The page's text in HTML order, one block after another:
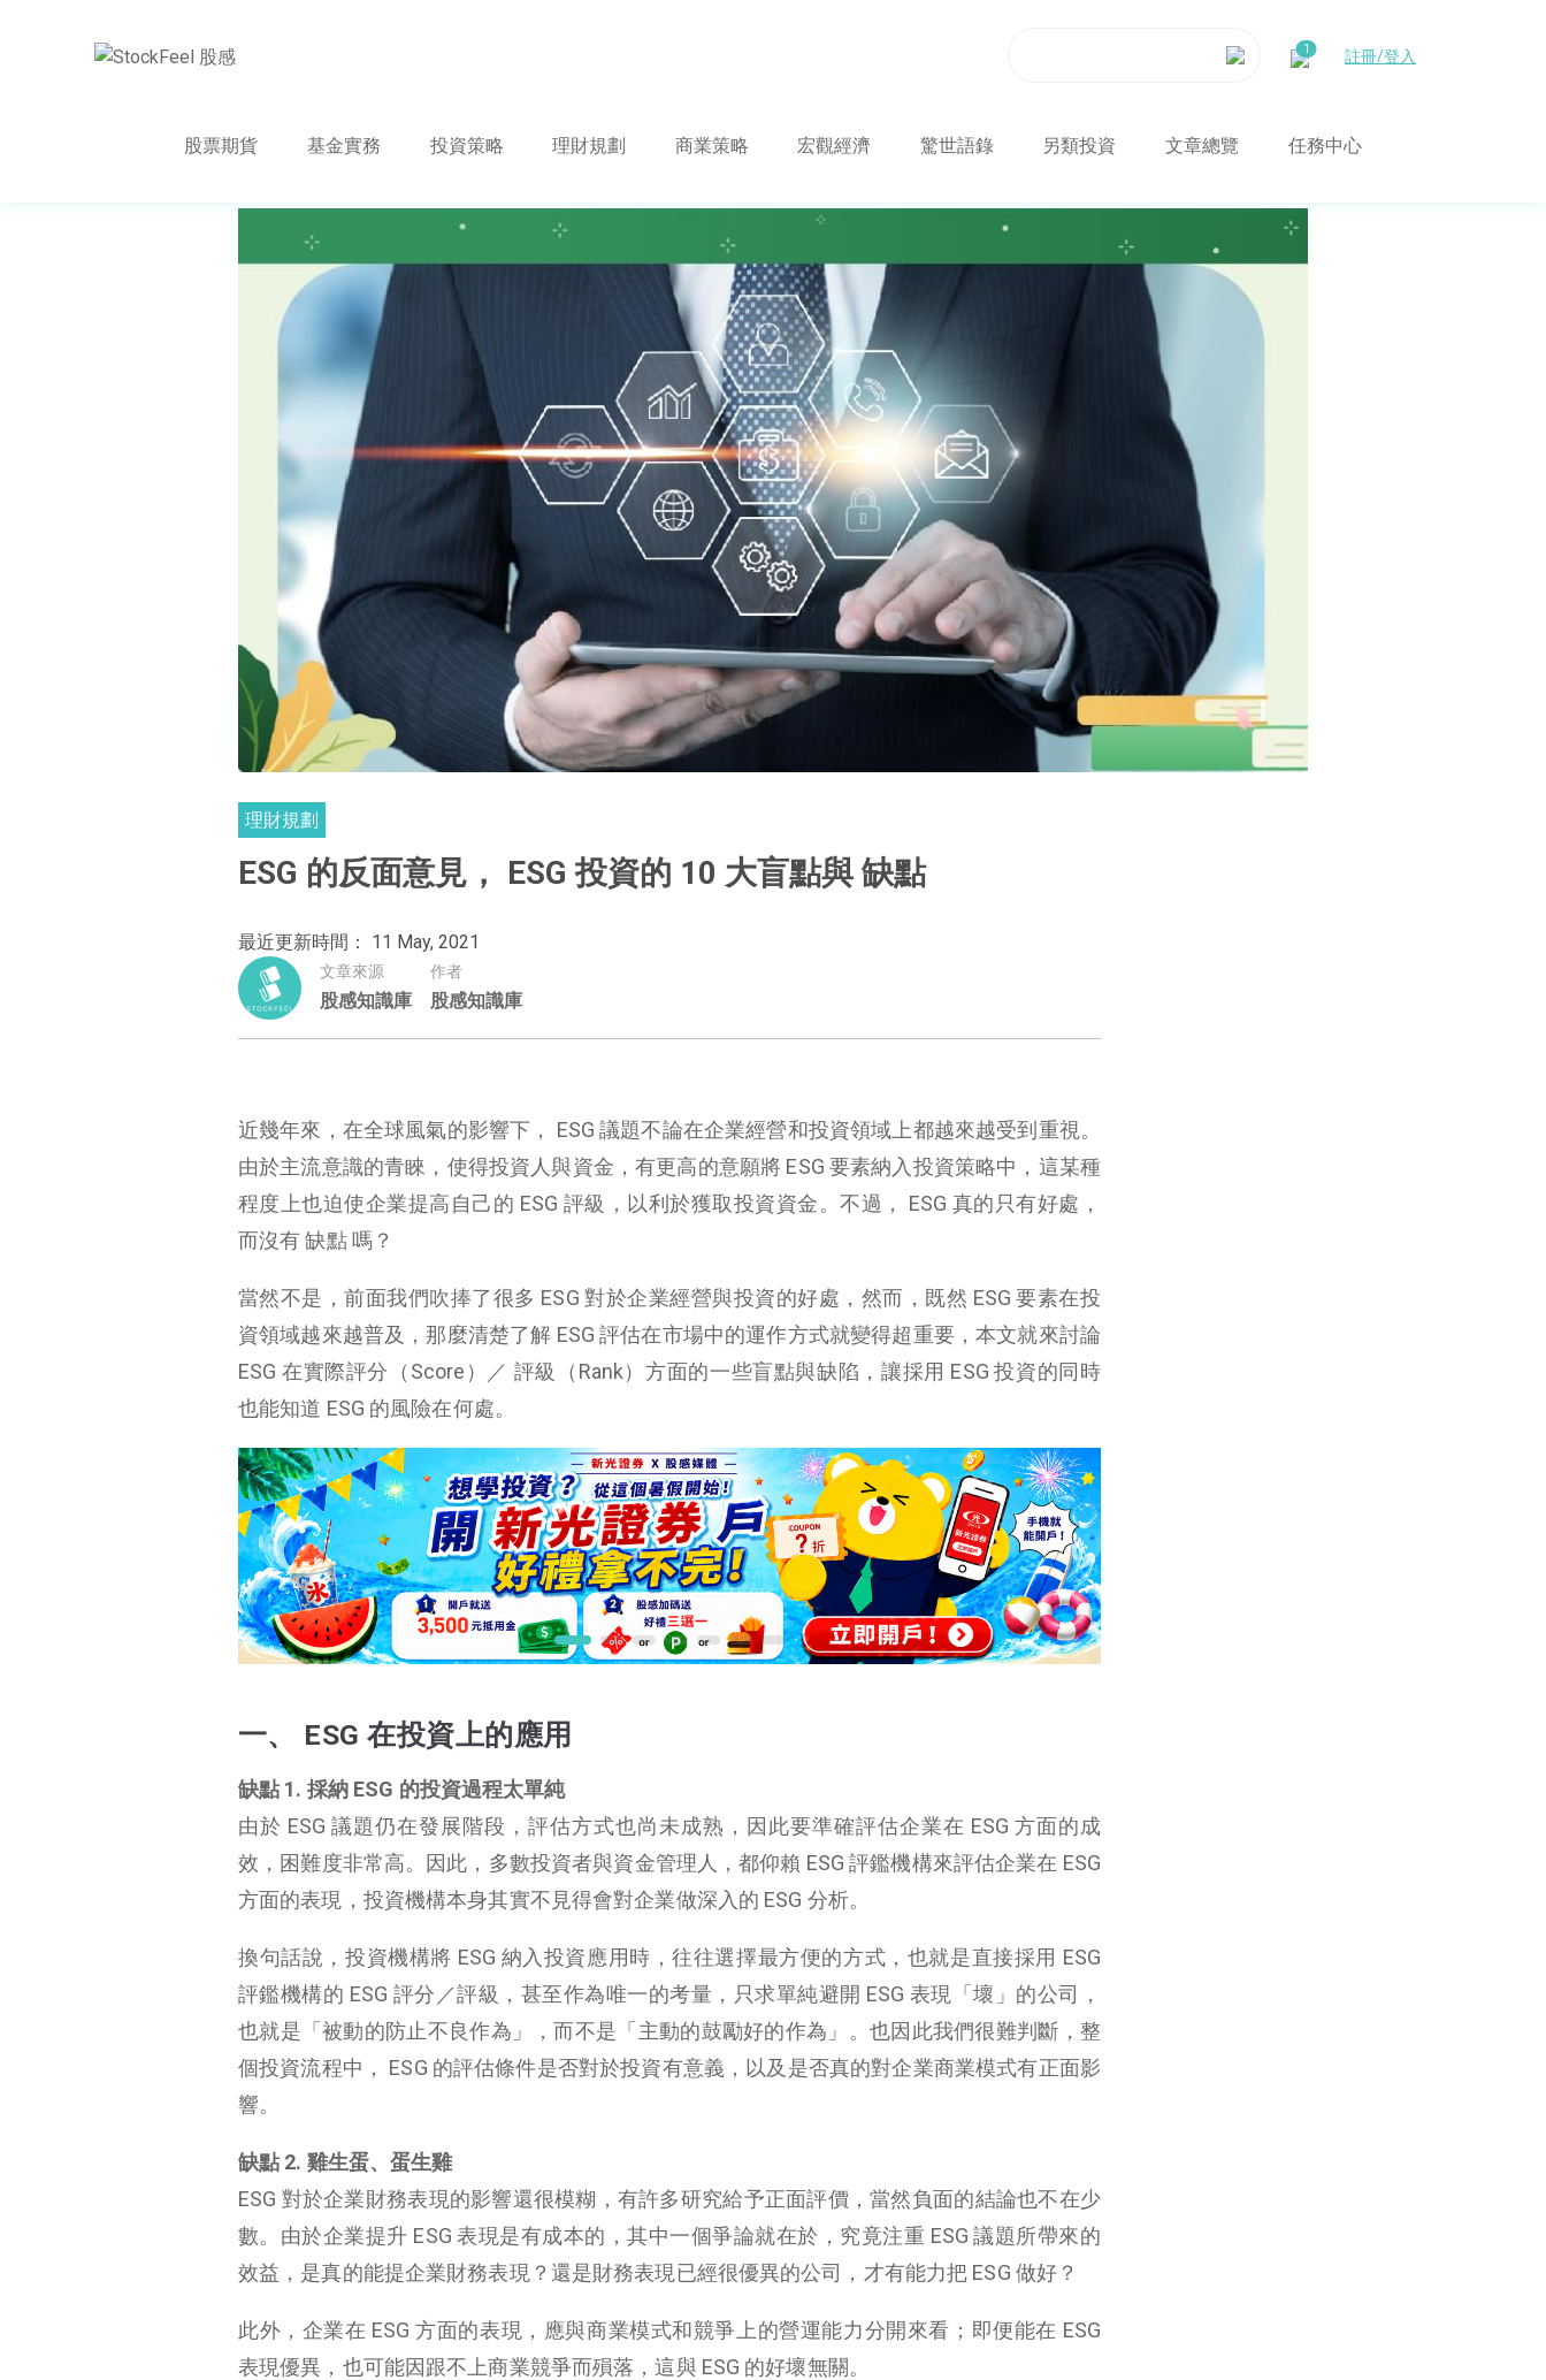
註冊/登入
股票期貨 基金實務 投資策略 理財規劃 商業策略 宏觀經濟 驚世語錄 另類投資 文章總覽 任務中心
理財規劃
ESG 的反面意見， ESG 投資的 10 大盲點與 缺點
最近更新時間： 11 May, 2021
文章來源
股感知識庫
作者
股感知識庫
近幾年來，在全球風氣的影響下， ESG 議題不論在企業經營和投資領域上都越來越受到重視。
由於主流意識的青睞，使得投資人與資金，有更高的意願將 ESG 要素納入投資策略中，這某種
程度上也迫使企業提高自己的 ESG 評級，以利於獲取投資資金。不過， ESG 真的只有好處，
而沒有 缺點 嗎？
當然不是，前面我們吹捧了很多 ESG 對於企業經營與投資的好處，然而，既然 ESG 要素在投
資領域越來越普及，那麼清楚了解 ESG 評估在市場中的運作方式就變得超重要，本文就來討論
ESG 在實際評分（Score）／ 評級（Rank）方面的一些盲點與缺陷，讓採用 ESG 投資的同時
也能知道 ESG 的風險在何處。
一、 ESG 在投資上的應用
缺點 1. 採納 ESG 的投資過程太單純
由於 ESG 議題仍在發展階段，評估方式也尚未成熟，因此要準確評估企業在 ESG 方面的成
效，困難度非常高。因此，多數投資者與資金管理人，都仰賴 ESG 評鑑機構來評估企業在 ESG
方面的表現，投資機構本身其實不見得會對企業做深入的 ESG 分析。
換句話說，投資機構將 ESG 納入投資應用時，往往選擇最方便的方式，也就是直接採用 ESG
評鑑機構的 ESG 評分／評級，甚至作為唯一的考量，只求單純避開 ESG 表現「壞」的公司，
也就是「被動的防止不良作為」，而不是「主動的鼓勵好的作為」。也因此我們很難判斷，整
個投資流程中， ESG 的評估條件是否對於投資有意義，以及是否真的對企業商業模式有正面影
響。
缺點 2. 雞生蛋、蛋生雞
ESG 對於企業財務表現的影響還很模糊，有許多研究給予正面評價，當然負面的結論也不在少
數。由於企業提升 ESG 表現是有成本的，其中一個爭論就在於，究竟注重 ESG 議題所帶來的
效益，是真的能提企業財務表現？還是財務表現已經很優異的公司，才有能力把 ESG 做好？
此外，企業在 ESG 方面的表現，應與商業模式和競爭上的營運能力分開來看；即便能在 ESG
表現優異，也可能因跟不上商業競爭而殞落，這與 ESG 的好壞無關。